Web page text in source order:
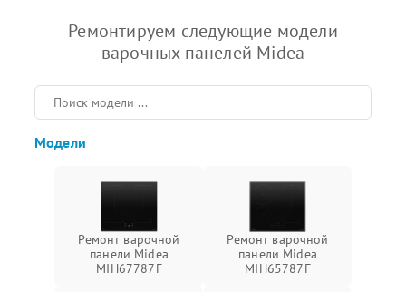
Ремонтируем следующие модели
варочных панелей Midea
Модели
Ремонт варочной
панели Midea
MIH67787F
Ремонт варочной
панели Midea
MIH65787F